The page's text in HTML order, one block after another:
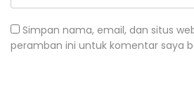
Simpan nama, email, dan situs
peramban ini untuk komentar saya